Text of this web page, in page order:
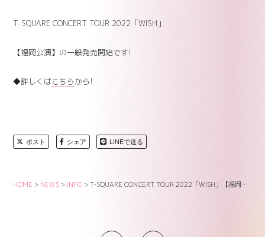
T-SQUARE CONCERT TOUR 2022「WISH」
【福岡公演】の一般発売開始です!
◆詳しくはこちらから!
ポスト シェア LINEで送る
HOME > NEWS > INFO >T-SQUARE CONCERT TOUR 2022「WISH」【福岡公演】一般発売のお知らせ